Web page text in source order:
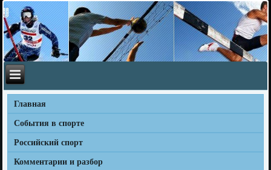
Главная
События в спорте
Российский спорт
Комментарии и разбор